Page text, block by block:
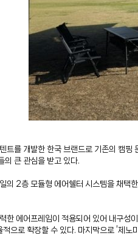
트를 개발한 한국 브랜드로 기존의 캠
의 큰 관심을 받고 있다.
의 2층 모듈형 에어쉘터 시스템을 채택
한 에어프레임이 적용되어 있어 내구성
으로 확장할 수 있다. 마지막으로 ‘제